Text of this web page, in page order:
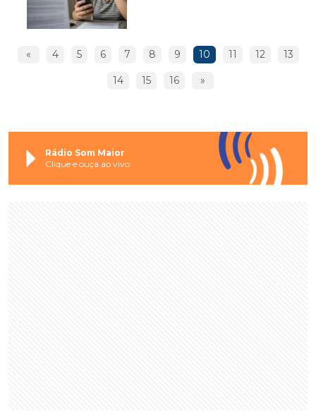
« 4 5 6 7 8 9 10 11 12 13
14 15 16 »
Rádio Som Maior
Clique e ouça ao vivo